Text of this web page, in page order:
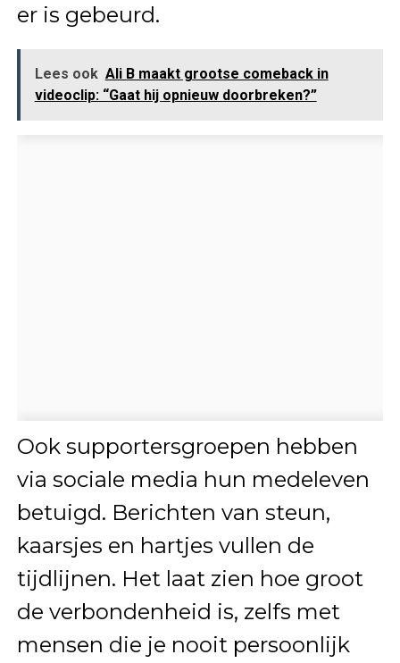
er is gebeurd.
Lees ook Ali B maakt grootse comeback in
videoclip: “Gaat hij opnieuw doorbreken?”
Ook supportersgroepen hebben
via sociale media hun medeleven
betuigd. Berichten van steun,
kaarsjes en hartjes vullen de
tijdlijnen. Het laat zien hoe groot
de verbondenheid is, zelfs met
mensen die je nooit persoonlijk